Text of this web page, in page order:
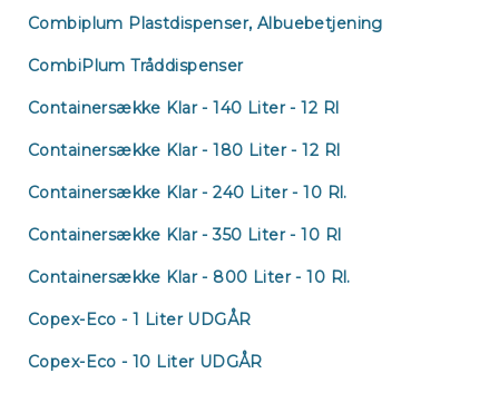
Combiplum Plastdispenser, Albuebetjening
CombiPlum Tråddispenser
Containersække Klar - 140 Liter - 12 Rl
Containersække Klar - 180 Liter - 12 Rl
Containersække Klar - 240 Liter - 10 Rl.
Containersække Klar - 350 Liter - 10 Rl
Containersække Klar - 800 Liter - 10 Rl.
Copex-Eco - 1 Liter UDGÅR
Copex-Eco - 10 Liter UDGÅR